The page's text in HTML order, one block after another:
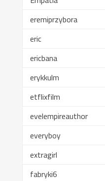
eremiprzybora
eric
ericbana
erykkulm
etflixfilm
evelempireauthor
everyboy
extragirl
fabryki6